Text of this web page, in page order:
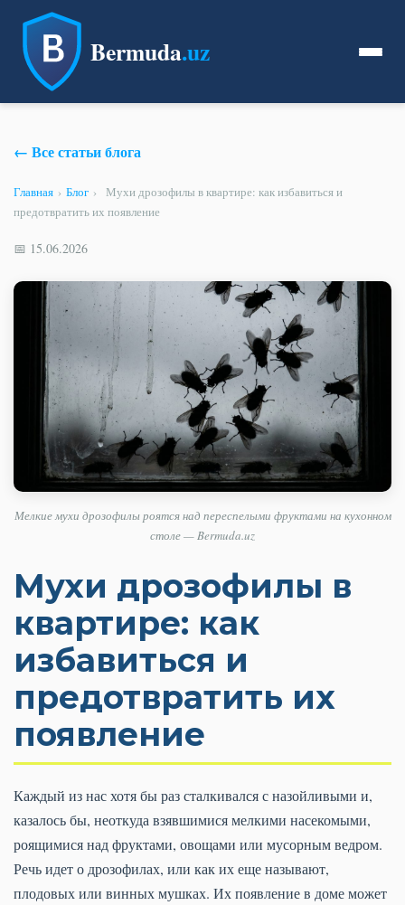
Bermuda.uz
← Все статьи блога
Главная › Блог ›
Мухи дрозофилы в квартире: как избавиться и
предотвратить их появление
📅 15.06.2026
Мелкие мухи дрозофилы роятся над переспелыми фруктами на кухонном
столе — Bermuda.uz
Мухи дрозофилы в
квартире: как
избавиться и
предотвратить их
появление
Каждый из нас хотя бы раз сталкивался с назойливыми и,
казалось бы, неоткуда взявшимися мелкими насекомыми,
роящимися над фруктами, овощами или мусорным ведром.
Речь идет о дрозофилах, или как их еще называют,
плодовых или винных мушках. Их появление в доме может